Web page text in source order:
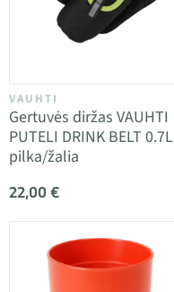
VAUHTI
Gertuvės diržas VAUHTI
PUTELI DRINK BELT 0.7L
pilka/žalia
22,00 €